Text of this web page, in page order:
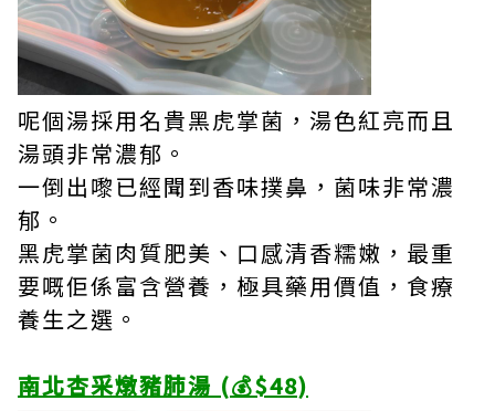
呢個湯採用名貴黑虎掌菌，湯色紅亮而且
湯頭非常濃郁。
一倒出嚟已經聞到香味撲鼻，菌味非常濃
郁。
黑虎掌菌肉質肥美、口感清香糯嫩，最重
要嘅佢係富含營養，極具藥用價值，食療
養生之選。
南北杏采燉豬肺湯 (💰$48)